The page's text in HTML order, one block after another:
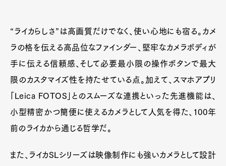
“ライカらしさ”は高画質だけでなく、使い心地にも宿る。カメ
ラの格を伝える高品位なファインダー、堅牢なカメラボディが
手に伝える信頼感、そして必要最小限の操作ボタンで最大
限のカスタマイズ性を持たせている点。加えて、スマホアプリ
「Leica FOTOS」とのスムーズな連携といった先進機能は、
小型精密かつ簡便に使えるカメラとして人気を得た、100年
前のライカから通じる哲学だ。
また、ライカSLシリーズは映像制作にも強いカメラとして設計